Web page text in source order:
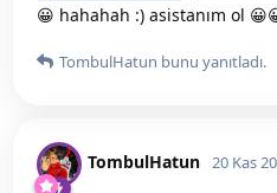
😀 hahahah :) asistanım ol
TombulHatun bunu yanıtladı.
TombulHatun 20 Kas